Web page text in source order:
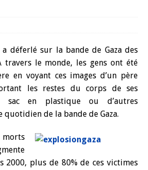
déferlé sur la bande de Gaza des
travers le monde, les gens ont été
en voyant ces images d’un père
les restes du corps de ses
sac en plastique ou d’autres
de la bande de Gaza.
2000, plus de 80% de ces victimes